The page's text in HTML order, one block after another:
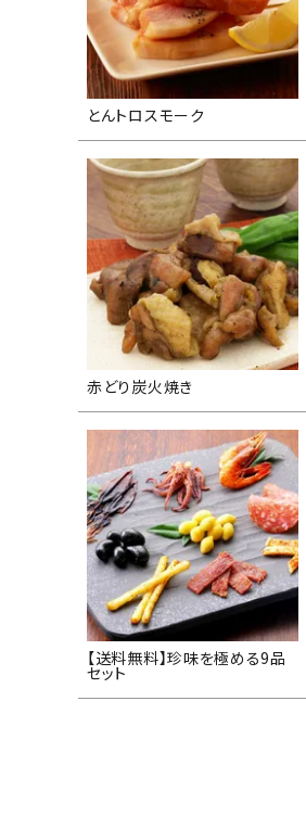
とんトロスモーク
赤どり炭火焼き
【送料無料】珍味を極める9品
セット